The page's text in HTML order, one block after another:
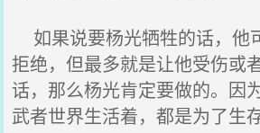
如果说要杨光牺牲的话，他
拒绝，但最多就是让他受伤或
话，那么杨光肯定要做的。因
武者世界生活着，都是为了生存